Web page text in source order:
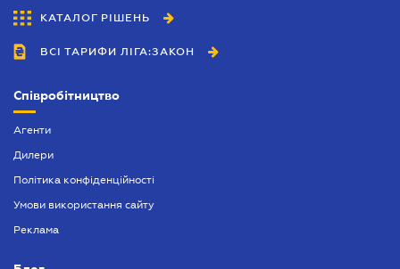
КАТАЛОГ РІШЕНЬ
ВСІ ТАРИФИ ЛІГА:ЗАКОН
Співробітництво
Агенти
Дилери
Політика конфіденційності
Умови використання сайту
Реклама